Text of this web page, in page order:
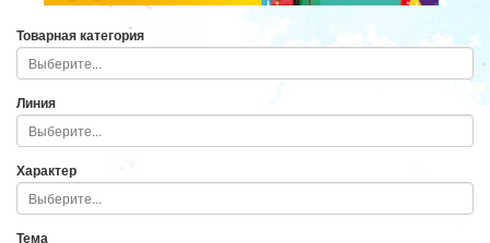
Товарная категория
Линия
Характер
Тема